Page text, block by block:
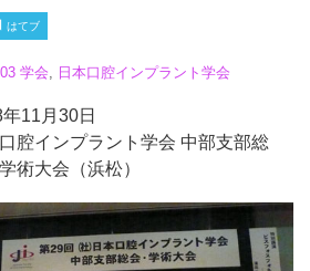
はてブ
03 学会 日本口腔インプラント学会
11月30日
腔インプラント学会 中部支部総
術大会（浜松）